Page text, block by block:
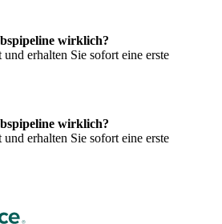
wirklich?
erhalten Sie sofort eine erste
wirklich?
erhalten Sie sofort eine erste